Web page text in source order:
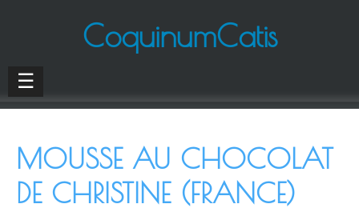
CoquinumCatis
☰
MOUSSE AU CHOCOLAT
DE CHRISTINE (FRANCE)